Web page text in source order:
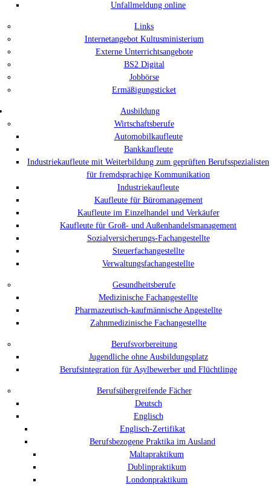
Unfallmeldung online
Links
Internetangebot Kultusministerium
Externe Unterrichtsangebote
BS2 Digital
Jobbörse
Ermäßigungsticket
Ausbildung
Wirtschaftsberufe
Automobilkaufleute
Bankkaufleute
Industriekaufleute mit Weiterbildung zum geprüften Berufsspezialisten
für fremdsprachige Kommunikation
Industriekaufleute
Kaufleute für Büromanagement
Kaufleute im Einzelhandel und Verkäufer
Kaufleute für Groß- und Außenhandelsmanagement
Sozialversicherungs-Fachangestellte
Steuerfachangestellte
Verwaltungsfachangestellte
Gesundheitsberufe
Medizinische Fachangestellte
Pharmazeutisch-kaufmännische Angestellte
Zahnmedizinische Fachangestellte
Berufsvorbereitung
Jugendliche ohne Ausbildungsplatz
Berufsintegration für Asylbewerber und Flüchtlinge
Berufsübergreifende Fächer
Deutsch
Englisch
Englisch-Zertifikat
Berufsbezogene Praktika im Ausland
Maltapraktikum
Dublinpraktikum
Londonpraktikum